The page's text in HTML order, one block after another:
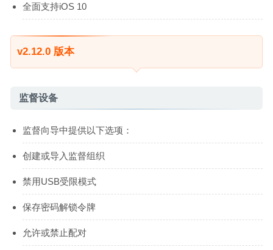
全面支持iOS 10
v2.12.0 版本
监督设备
监督向导中提供以下选项：
创建或导入监督组织
禁用USB受限模式
保存密码解锁令牌
允许或禁止配对